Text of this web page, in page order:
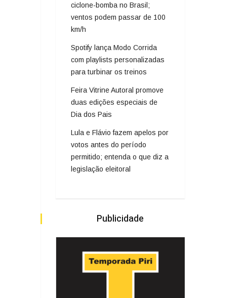
ciclone-bomba no Brasil;
ventos podem passar de 100
km/h
Spotify lança Modo Corrida
com playlists personalizadas
para turbinar os treinos
Feira Vitrine Autoral promove
duas edições especiais de
Dia dos Pais
Lula e Flávio fazem apelos por
votos antes do período
permitido; entenda o que diz a
legislação eleitoral
Publicidade